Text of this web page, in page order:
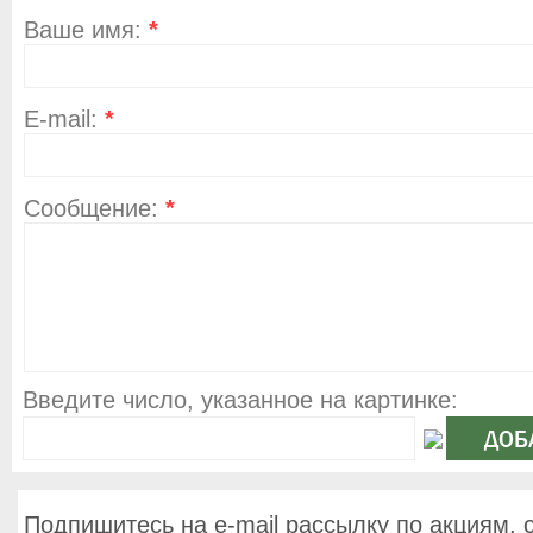
Ваше имя: *
E-mail: *
Сообщение: *
Введите число, указанное на картинке:
Подпишитесь на e-mail рассылку по акциям,